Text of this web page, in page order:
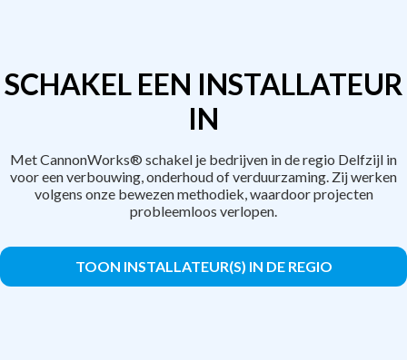
SCHAKEL EEN INSTALLATEUR
IN
Met CannonWorks® schakel je bedrijven in de regio Delfzijl in
voor een verbouwing, onderhoud of verduurzaming. Zij werken
volgens onze bewezen methodiek, waardoor projecten
probleemloos verlopen.
TOON INSTALLATEUR(S) IN DE REGIO